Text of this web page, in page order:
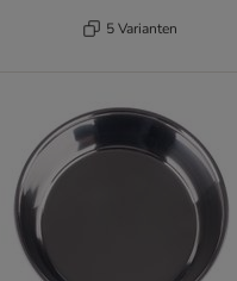
5 Varianten